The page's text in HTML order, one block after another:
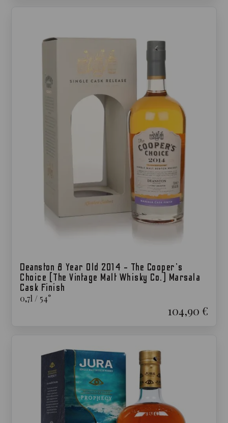
Deanston 8 Year Old 2014 - The Cooper's
Choice (The Vintage Malt Whisky Co.) Marsala
Cask Finish
0,7l / 54°
104,90 €